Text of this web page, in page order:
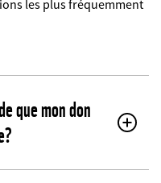
les plus fréquemment
que mon don